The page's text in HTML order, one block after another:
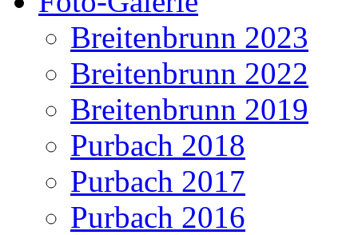
Breitenbrunn 2023
Breitenbrunn 2022
Breitenbrunn 2019
Purbach 2018
Purbach 2017
Purbach 2016